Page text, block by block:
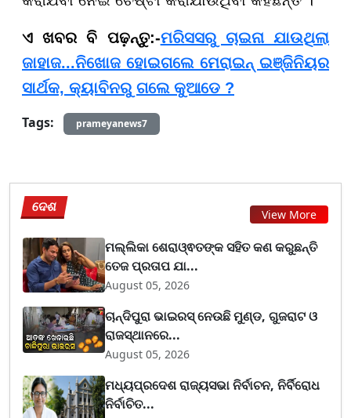
ଏ ଖବର ବି ପଢ଼ନ୍ତୁ:-ମରିସସରୁ ଚାଇନା ଯାଉଥିଲା
ଜାହାଜ...ନିଖୋଜ ହୋଇଗଲେ ମେରାଇନ୍ ଇଞ୍ଜିନିୟର
ସାର୍ଥକ, କ୍ୟାବିନରୁ ଗଲେ କୁଆଡେ ?
Tags:
prameyanews7
ଦେଶ View More
ମଲ୍ଲିକା ଶେରାଓ୍ଵତଙ୍କ ସହିତ କଣ କରୁଛନ୍ତି
ତେଜ ପ୍ରତାପ ଯା...
August 05, 2026
ଚାନ୍ଦିପୁରା ଭାଇରସ୍ ନେଉଛି ମୁଣ୍ଡ, ଗୁଜରାଟ ଓ
ରାଜସ୍ଥାନରେ...
August 05, 2026
ମଧ୍ୟପ୍ରଦେଶ ରାଜ୍ୟସଭା ନିର୍ବାଚନ, ନିର୍ବିରୋଧ
ନିର୍ବାଚିତ...